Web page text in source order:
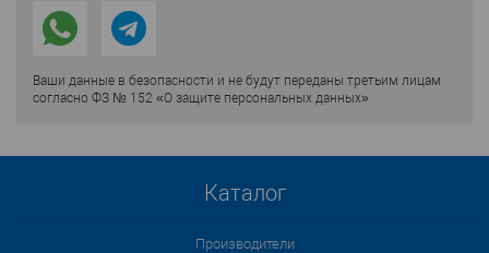
Ваши данные в безопасности и не будут переданы третьим лицам
согласно ФЗ № 152 «О защите персональных данных»
Каталог
Производители